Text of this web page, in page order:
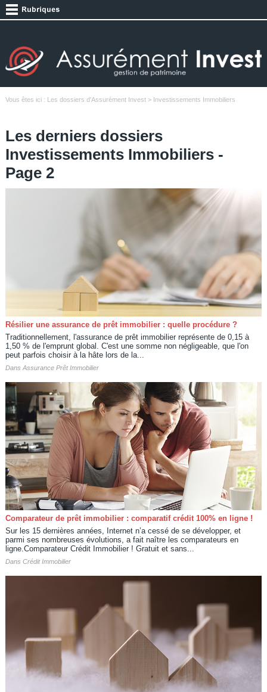
Vous êtes ici : Les dossiers d'Assurément Invest> Investissements Immobiliers
Les derniers dossiers
Investissements Immobiliers -
Page 2
Résilier une assurance de prêt immobilier : quelle procédure ?
Traditionnellement, l'assurance de prêt immobilier représente de 0,15 à
1,50 % de l'emprunt global. C'est une somme non négligeable, que l'on
peut parfois choisir à la hâte lors de la...
Dans Assurance Prêt Immobilier
Comparateur de prêt immobilier : comparatif crédit 100% en ligne !
Sur les 15 dernières années, Internet n’a cessé de se développer, et
parmi ses nombreuses évolutions, a fait naître les comparateurs en
ligne.Comparateur Crédit Immobilier ! Gratuit et sans...
Dans Crédit Immobilier